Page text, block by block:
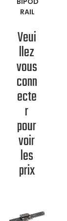
RAIL
Veui
llez
vous
conn
ecte
r
pour
voir
les
prix